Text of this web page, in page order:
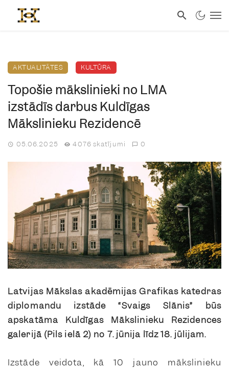
AKTUALITĀTES KULTŪRA
Topošie mākslinieki no LMA
izstādīs darbus Kuldīgas
Mākslinieku Rezidencē
05.06.2025 4076 skatījumi 0
Latvijas Mākslas akadēmijas Grafikas katedras
diplomandu izstāde “Svaigs Slānis” būs
apskatāma Kuldīgas Mākslinieku Rezidences
galerijā (Pils ielā 2) no 7. jūnija līdz 18. jūlijam.
Izstāde veidota, kā 10 jauno mākslinieku